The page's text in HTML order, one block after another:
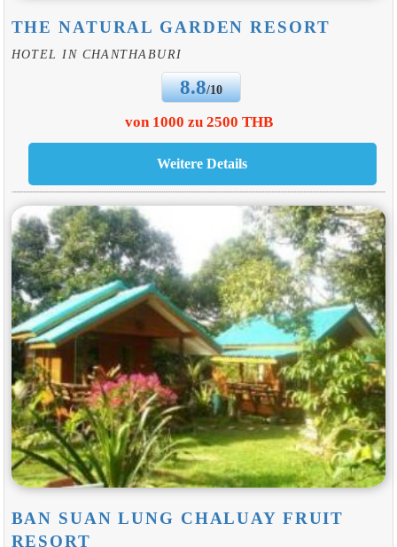
THE NATURAL GARDEN RESORT
HOTEL IN CHANTHABURI
8.8/10
von 1000 zu 2500 THB
BAN SUAN LUNG CHALUAY FRUIT
RESORT